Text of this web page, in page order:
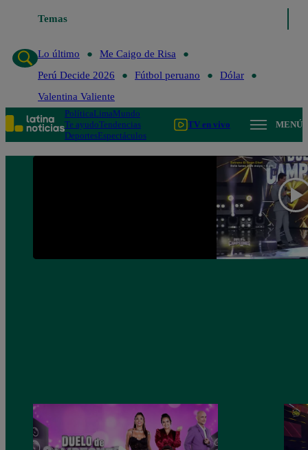
Temas
Lo último
Me Caigo de Risa
Perú Decide 2026
Fútbol peruano
Dólar
Valentina Valiente
PolíticaLimaMundo
Te ayudoTendencias
DeportesEspectáculos
TV en vivo MENÚ